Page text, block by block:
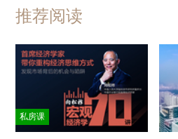
推荐阅读
私房课